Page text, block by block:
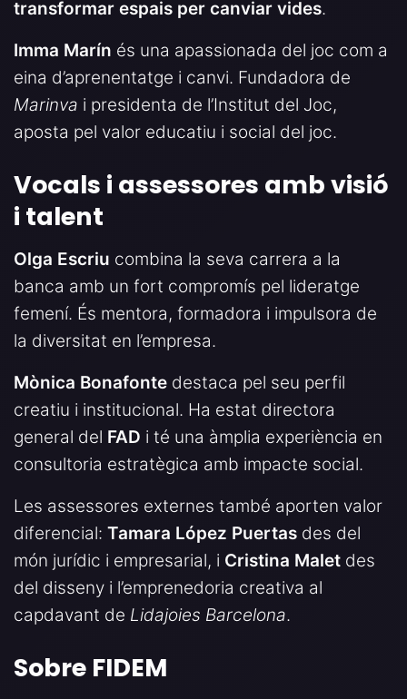
transformar espais per canviar vides.
Imma Marín és una apassionada del joc com a
eina d’aprenentatge i canvi. Fundadora de
Marinva i presidenta de l’Institut del Joc,
aposta pel valor educatiu i social del joc.
Vocals i assessores amb visió
i talent
Olga Escriu combina la seva carrera a la
banca amb un fort compromís pel lideratge
femení. És mentora, formadora i impulsora de
la diversitat en l’empresa.
Mònica Bonafonte destaca pel seu perfil
creatiu i institucional. Ha estat directora
general del FAD i té una àmplia experiència en
consultoria estratègica amb impacte social.
Les assessores externes també aporten valor
diferencial: Tamara López Puertas des del
món jurídic i empresarial, i Cristina Malet des
del disseny i l’emprenedoria creativa al
capdavant de Lidajoies Barcelona.
Sobre FIDEM